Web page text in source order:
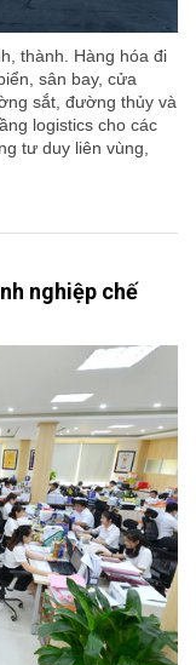
thành. Hàng hóa đi
sân bay, cửa
sắt, đường thủy và
logistics cho các
tư duy liên vùng,
nghiệp chế